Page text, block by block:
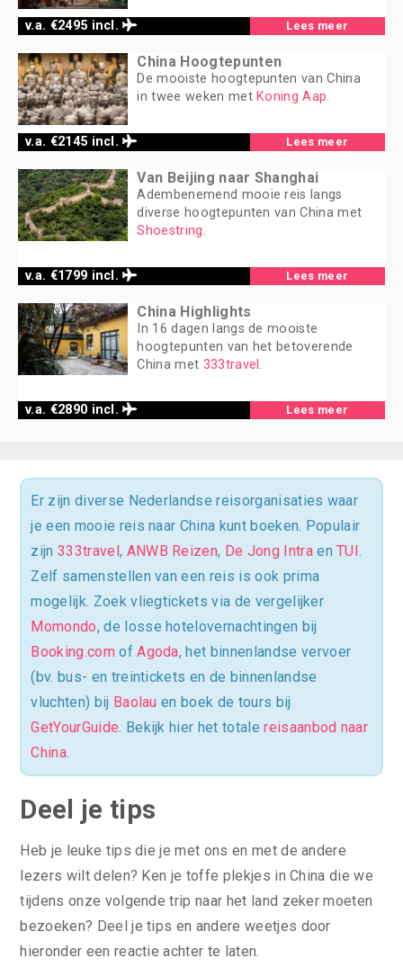
v.a. €2495 incl. Lees meer
v.a. €2145 incl.
China Hoogtepunten
De mooiste hoogtepunten van China
in twee weken metKoning Aap.
Lees meer
v.a. €1799 incl.
Van Beijing naar Shanghai
Adembenemend mooie reis langs
diverse hoogtepunten van China met
Shoestring.
Lees meer
v.a. €2890 incl.
China Highlights
In 16 dagen langs de mooiste
hoogtepunten van het betoverende
China met 333travel.
Lees meer
Er zijn diverse Nederlandse reisorganisaties waar
je een mooie reis naar China kunt boeken. Populair
zijn333travel , ANWB Reizen, De Jong IntraenTUI.
Zelf samenstellen van een reis is ook prima
mogelijk. Zoek vliegtickets via de vergelijker
Momondo, de losse hotelovernachtingen bij
Booking.com ofAgoda, het binnenlandse vervoer
(bv. bus- en treintickets en de binnenlandse
vluchten) bij Baolau en boek de tours bij
GetYourGuide. Bekijk hier het totalereisaanbod naar
China.
Deel je tips
Heb je leuke tips die je met ons en met de andere
lezers wilt delen? Ken je toffe plekjes in China die we
tijdens onze volgende trip naar het land zeker moeten
bezoeken? Deel je tips en andere weetjes door
hieronder een reactie achter te laten.